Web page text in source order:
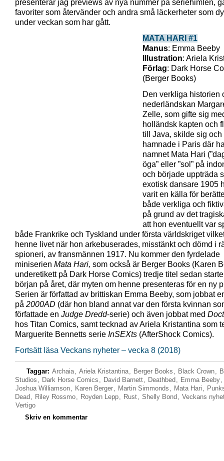
presenterar jag previews av nya nummer på seriehimlen,
favoriter som återvänder och andra små läckerheter som
under veckan som har gått.
MATA HARI #1
Manus: Emma Beeby
Illustration: Ariela
Förlag: Dark Horse
(Berger Books)
Den verkliga historien
nederländskan
Zelle, som gifte sig
holländsk kapten och
till Java, skilde sig och
hamnade i Paris där
namnet Mata Hari
öga” eller ”sol” på
och började uppträda
exotisk dansare 1905
varit en källa för
både verkliga och
på grund av det
att hon eventuellt var
både Frankrike och Tyskland under första världskriget
henne livet när hon arkebuserades, misstänkt och dömd i
spioneri, av fransmännen 1917. Nu kommer den fyrdelade
miniserien Mata Hari, som också är Berger Books (Karen
underetikett på Dark Horse Comics) tredje titel sedan
början på året, där myten om henne presenteras för en ny
Serien är författad av brittiskan Emma Beeby, som jobbat
på 2000AD (där hon bland annat var den första kvinnan
författade en Judge Dredd-serie) och även jobbat med
hos Titan Comics, samt tecknad av Ariela Kristantina som
Marguerite Bennetts serie InSEXts (AfterShock Comics).
Fortsätt läsa Veckans nyheter – vecka 8 (2018)
Taggar: Archaia, Ariela Kristantina, Berger Books , Black Crown,
Studios , Dark Horse Comics , David Barnett, Deathbed , Emma Beeby,
Joshua Williamson, Karen Berger, Martin Simmonds , Mata Hari ,
Dead , Riley Rossmo, Royden Lepp, Rust, Shelly Bond , Veckans
Vertigo
Skriv en kommentar